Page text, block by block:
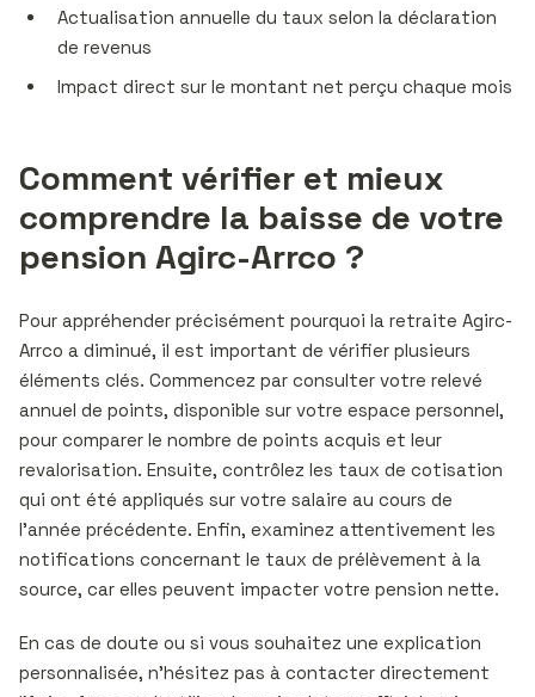
Actualisation annuelle du taux selon la déclaration
de revenus
Impact direct sur le montant net perçu chaque mois
Comment vérifier et mieux
comprendre la baisse de votre
pension Agirc-Arrco ?
Pour appréhender précisément pourquoi la retraite Agirc-
Arrco a diminué, il est important de vérifier plusieurs
éléments clés. Commencez par consulter votre relevé
annuel de points, disponible sur votre espace personnel,
pour comparer le nombre de points acquis et leur
revalorisation. Ensuite, contrôlez les taux de cotisation
qui ont été appliqués sur votre salaire au cours de
l’année précédente. Enfin, examinez attentivement les
notifications concernant le taux de prélèvement à la
source, car elles peuvent impacter votre pension nette.
En cas de doute ou si vous souhaitez une explication
personnalisée, n’hésitez pas à contacter directement